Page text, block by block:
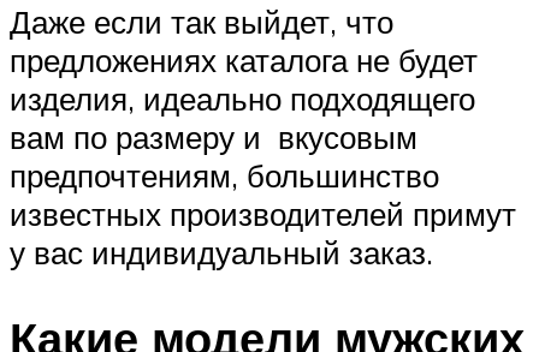
Даже если так выйдет, что
предложениях каталога не будет
изделия, идеально подходящего
вам по размеру и вкусовым
предпочтениям, большинство
известных производителей примут
у вас индивидуальный заказ.
Какие модели мужских